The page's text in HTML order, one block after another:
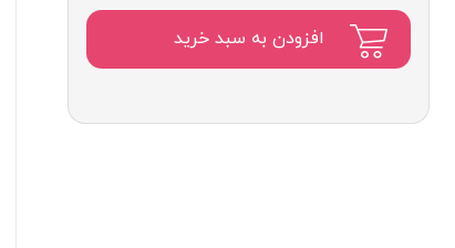
۴,۱۶۰,۰۰۰
تومان
افزودن به سبد خرید